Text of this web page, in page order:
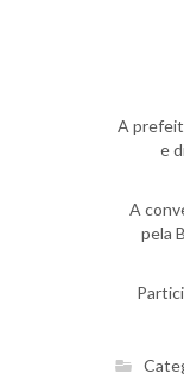
A
e
A
pela